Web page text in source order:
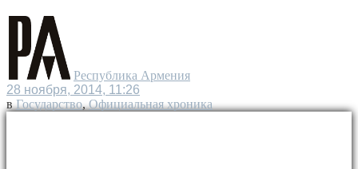
Республика Армения
28 ноября, 2014, 11:26
в Государство,Официальная хроника